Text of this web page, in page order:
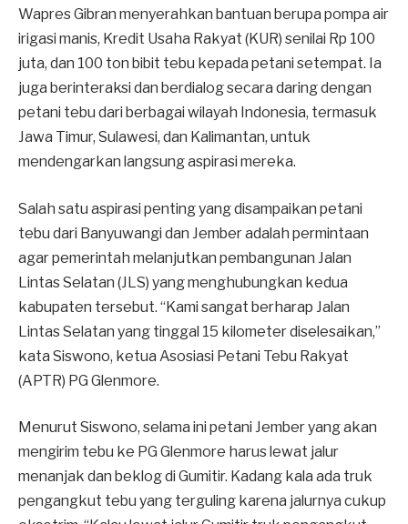
Wapres Gibran menyerahkan bantuan berupa pompa air
irigasi manis, Kredit Usaha Rakyat (KUR) senilai Rp 100
juta, dan 100 ton bibit tebu kepada petani setempat. Ia
juga berinteraksi dan berdialog secara daring dengan
petani tebu dari berbagai wilayah Indonesia, termasuk
Jawa Timur, Sulawesi, dan Kalimantan, untuk
mendengarkan langsung aspirasi mereka.
Salah satu aspirasi penting yang disampaikan petani
tebu dari Banyuwangi dan Jember adalah permintaan
agar pemerintah melanjutkan pembangunan Jalan
Lintas Selatan (JLS) yang menghubungkan kedua
kabupaten tersebut. “Kami sangat berharap Jalan
Lintas Selatan yang tinggal 15 kilometer diselesaikan,”
kata Siswono, ketua Asosiasi Petani Tebu Rakyat
(APTR) PG Glenmore.
Menurut Siswono, selama ini petani Jember yang akan
mengirim tebu ke PG Glenmore harus lewat jalur
menanjak dan beklog di Gumitir. Kadang kala ada truk
pengangkut tebu yang terguling karena jalurnya cukup